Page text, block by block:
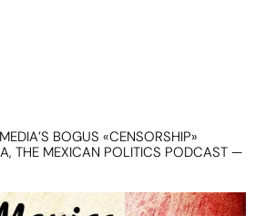
BOGUS «CENSORSHIP»
THE MEXICAN POLITICS PODCAST —